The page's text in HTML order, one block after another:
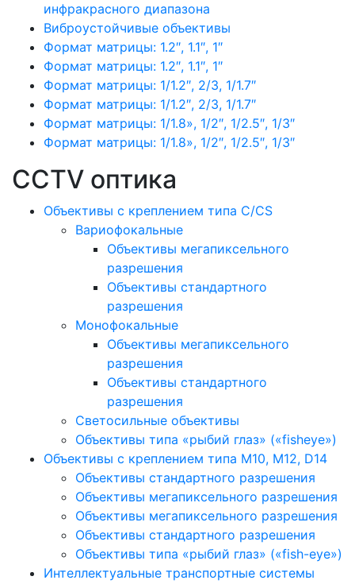
инфракрасного диапазона
Виброустойчивые объективы
Формат матрицы: 1.2″, 1.1″, 1″
Формат матрицы: 1.2″, 1.1″, 1″
Формат матрицы: 1/1.2″, 2/3, 1/1.7″
Формат матрицы: 1/1.2″, 2/3, 1/1.7″
Формат матрицы: 1/1.8», 1/2″, 1/2.5″, 1/3″
Формат матрицы: 1/1.8», 1/2″, 1/2.5″, 1/3″
CCTV оптика
Объективы с креплением типа C/CS
Вариофокальные
Объективы мегапиксельного
разрешения
Объективы стандартного
разрешения
Монофокальные
Объективы мегапиксельного
разрешения
Объективы стандартного
разрешения
Светосильные объективы
Объективы типа «рыбий глаз» («fisheye»)
Объективы с креплением типа M10, M12, D14
Объективы стандартного разрешения
Объективы мегапиксельного разрешения
Объективы мегапиксельного разрешения
Объективы стандартного разрешения
Объективы типа «рыбий глаз» («fish-eye»)
Интеллектуальные транспортные системы